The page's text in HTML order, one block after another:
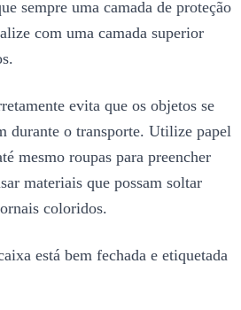
sempre uma camada de proteção
com uma camada superior
evita que os objetos se
durante o transporte. Utilize papel
mesmo roupas para preencher
materiais que possam soltar
coloridos.
está bem fechada e etiquetada